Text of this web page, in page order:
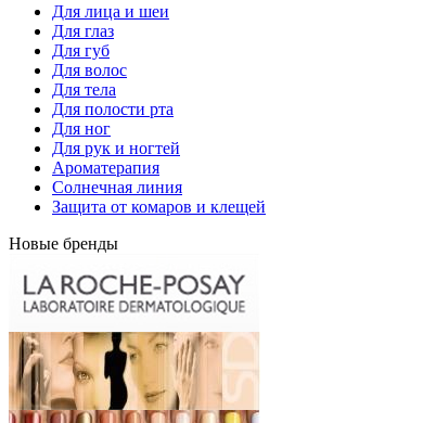
Для лица и шеи
Для глаз
Для губ
Для волос
Для тела
Для полости рта
Для ног
Для рук и ногтей
Ароматерапия
Солнечная линия
Защита от комаров и клещей
Новые бренды